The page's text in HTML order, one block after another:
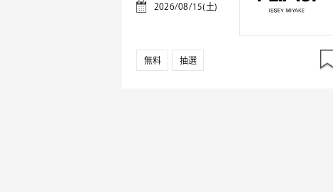
2026/08/15(土)
無料 抽選